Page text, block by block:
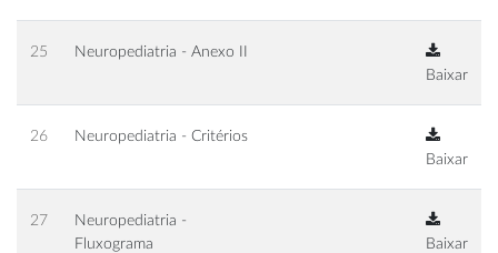
25
Neuropediatria - Anexo II
Baixar
26
Neuropediatria - Critérios
Baixar
27
Neuropediatria -
Fluxograma
Baixar